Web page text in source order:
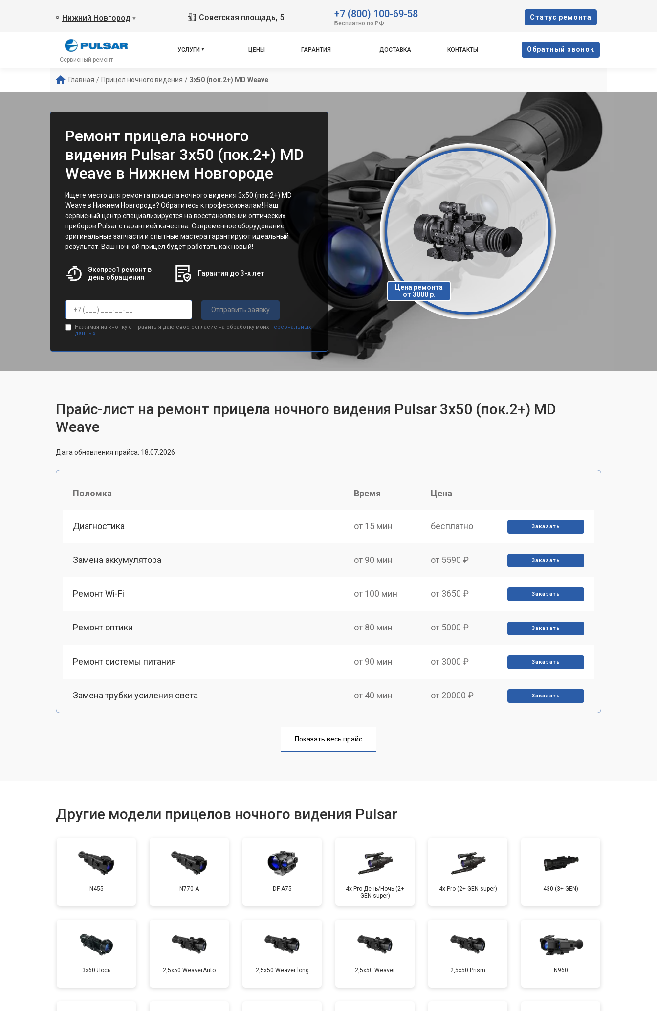
Нижний Новгород ▼ Советская площадь, 5 +7 (800) 100-69-58
Бесплатно по РФ
Cтатус ремонта
Сервисный ремонт
УСЛУГИ ЦЕНЫ ГАРАНТИЯ ДОСТАВКА КОНТАКТЫ Oбратный звонок
Главная / Прицел ночного видения / 3x50 (пок.2+) MD Weave
Ремонт прицела ночного
видения Pulsar 3x50 (пок.2+) MD
Weave в Нижнем Новгороде
Ищете место для ремонта прицела ночного видения 3x50 (пок.2+) MD
Weave в Нижнем Новгороде? Обратитесь к профессионалам! Наш
сервисный центр специализируется на восстановлении оптических
приборов Pulsar с гарантией качества. Современное оборудование,
оригинальные запчасти и опытные мастера гарантируют идеальный
результат. Ваш ночной прицел будет работать как новый!
Экспрес1 ремонт в
день обращения
Гарантия до 3-х лет
Отправить заявку
Нажимая на кнопку отправить я даю свое согласие на обработку моих персональных
данных.
Цена ремонта
от 3000 р.
Прайс-лист на ремонт прицела ночного видения Pulsar 3x50 (пок.2+) MD
Weave
Дата обновления прайса: 18.07.2026
Поломка Время Цена
Диагностика от 15 мин бесплатно Заказать
Замена аккумулятора от 90 мин от 5590 ₽ Заказать
Ремонт Wi-Fi от 100 мин от 3650 ₽ Заказать
Ремонт оптики от 80 мин от 5000 ₽ Заказать
Ремонт системы питания от 90 мин от 3000 ₽ Заказать
Замена трубки усиления света от 40 мин от 20000 ₽ Заказать
от 100 мин
Показать весь прайс
Другие модели прицелов ночного видения Pulsar
N455 N770 А DF A75
4x Pro День/Ночь (2+
GEN super)
4x Pro (2+ GEN super) 430 (3+ GEN)
3x60 Лось 2,5x50 WeaverAuto 2,5x50 Weaver long 2,5x50 Weaver 2,5x50 Prism N960